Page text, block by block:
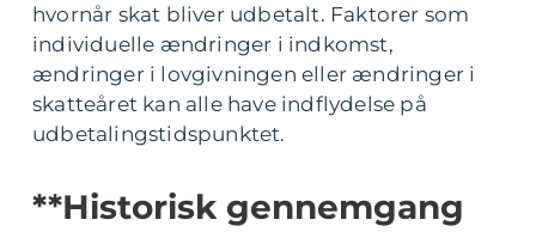
hvornår skat bliver udbetalt. Faktorer som
individuelle ændringer i indkomst,
ændringer i lovgivningen eller ændringer i
skatteåret kan alle have indflydelse på
udbetalingstidspunktet.
**Historisk gennemgang